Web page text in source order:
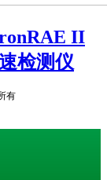
II
检测仪
有